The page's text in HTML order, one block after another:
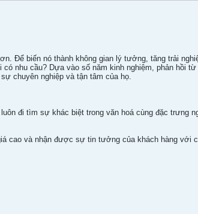
Để biến nó thành không gian lý tưởng, tăng trải
nhu cầu? Dựa vào số năm kinh nghiệm, phản hồi
chuyên nghiệp và tận tâm của họ.
đi tìm sự khác biệt trong văn hoá cùng đặc trưng
cao và nhận được sự tin tưởng của khách hàng với